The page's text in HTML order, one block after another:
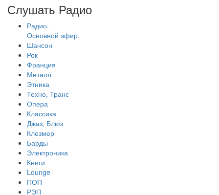
Слушать Радио
Радио.
Основной эфир.
Шансон
Рок
Франция
Металл
Этника
Техно, Транс
Опера
Классика
Джаз, Блюз
Клезмер
Барды
Электроника
Книги
Lounge
ПОП
РЭП